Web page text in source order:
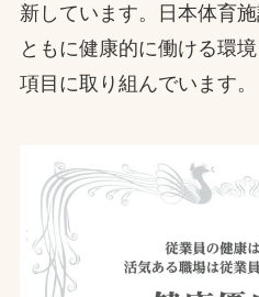
お問合せ
ソーシャルメディアポリシー
InstagramFacebookYouTube
新しています。日本体育
ともに健康的に働ける環
項目に取り組んでいます。